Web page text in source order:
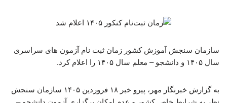
سازمان سنجش آموزش کشور زمان ثبت نام آزمون های سراسری
سال ۱۴۰۵ و دانشجو – معلم سال ۱۴۰۵ را اعلام کرد.
به گزارش خبرنگار مهر، پیرو خبر ۱۸ فروردین ۱۴۰۵ سازمان سنجش